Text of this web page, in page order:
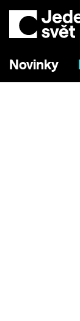
Novinky